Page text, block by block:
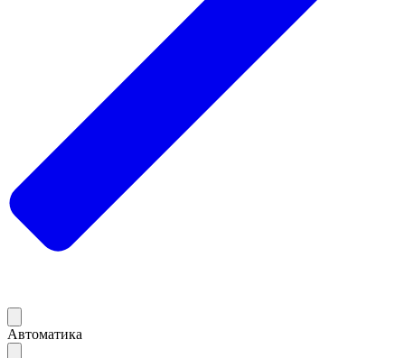
Автоматика